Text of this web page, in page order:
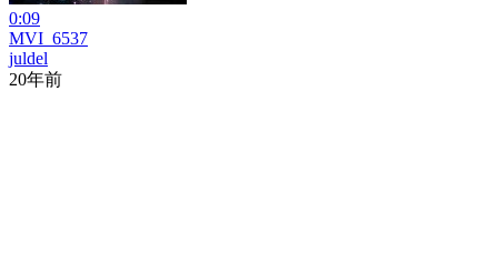
0:09
MVI_6537
juldel
20年前